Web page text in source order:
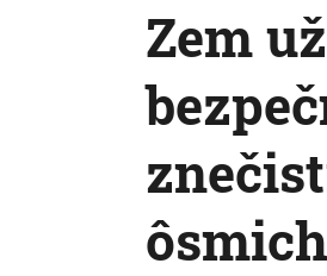
Zem